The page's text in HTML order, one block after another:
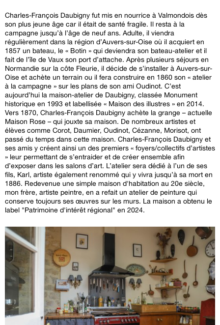
Charles-François Daubigny fut mis en nourrice à Valmondois dès
son plus jeune âge car il était de santé fragile. Il resta à la
campagne jusqu’à l’âge de neuf ans. Adulte, il viendra
régulièrement dans la région d’Auvers-sur-Oise où il acquiert en
1857 un bateau, le « Botin » qui deviendra son bateau-atelier et il
fait de l’île de Vaux son port d’attache. Après plusieurs séjours en
Normandie sur la côte Fleurie, il décide de s’installer à Auvers-sur-
Oise et achète un terrain ou il fera construire en 1860 son « atelier
à la campagne » sur les plans de son ami Oudinot. C’est
aujourd’hui la maison-atelier de Daubigny, classée Monument
historique en 1993 et labellisée « Maison des illustres » en 2014.
Vers 1870, Charles-François Daubigny achète la grange – actuelle
Maison Rose – qui jouxte sa maison. De nombreux artistes et
élèves comme Corot, Daumier, Oudinot, Cézanne, Morisot, ont
passé du temps dans cette maison. Charles-François Daubigny et
ses amis y créent ainsi un des premiers « foyers/collectifs d’artistes
» leur permettant de s’entraider et de créer ensemble afin
d’exposer dans les salons d’art. L’atelier sera dédié à l’un de ses
fils, Karl, artiste également renommé qui y vivra jusqu’à sa mort en
1886. Redevenue une simple maison d'habitation au 20e siècle,
mon frère, artiste peintre, en a refait un atelier de peinture qui
conserve toujours ses œuvres sur les murs. La maison a obtenu le
label "Patrimoine d'intérêt régional" en 2024.